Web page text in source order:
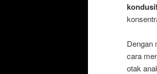
Dengan
cara
otak